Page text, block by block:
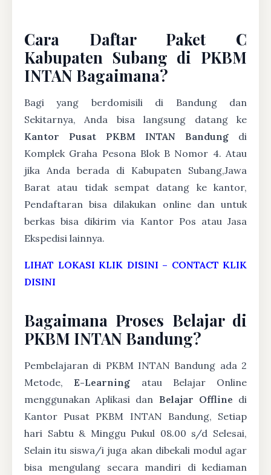
Cara Daftar Paket C
Kabupaten Subang di PKBM
INTAN Bagaimana?
Bagi yang berdomisili di Bandung dan
Sekitarnya, Anda bisa langsung datang ke
Kantor Pusat PKBM INTAN Bandung di
Komplek Graha Pesona Blok B Nomor 4. Atau
jika Anda berada di Kabupaten Subang,Jawa
Barat atau tidak sempat datang ke kantor,
Pendaftaran bisa dilakukan online dan untuk
berkas bisa dikirim via Kantor Pos atau Jasa
Ekspedisi lainnya.
LIHAT LOKASI KLIK DISINI – CONTACT KLIK
DISINI
Bagaimana Proses Belajar di
PKBM INTAN Bandung?
Pembelajaran di PKBM INTAN Bandung ada 2
Metode,E-Learning atau Belajar Online
menggunakan Aplikasi dan Belajar Offline di
Kantor Pusat PKBM INTAN Bandung, Setiap
hari Sabtu & Minggu Pukul 08.00 s/d Selesai,
Selain itu siswa/i juga akan dibekali modul agar
bisa mengulang secara mandiri di kediaman